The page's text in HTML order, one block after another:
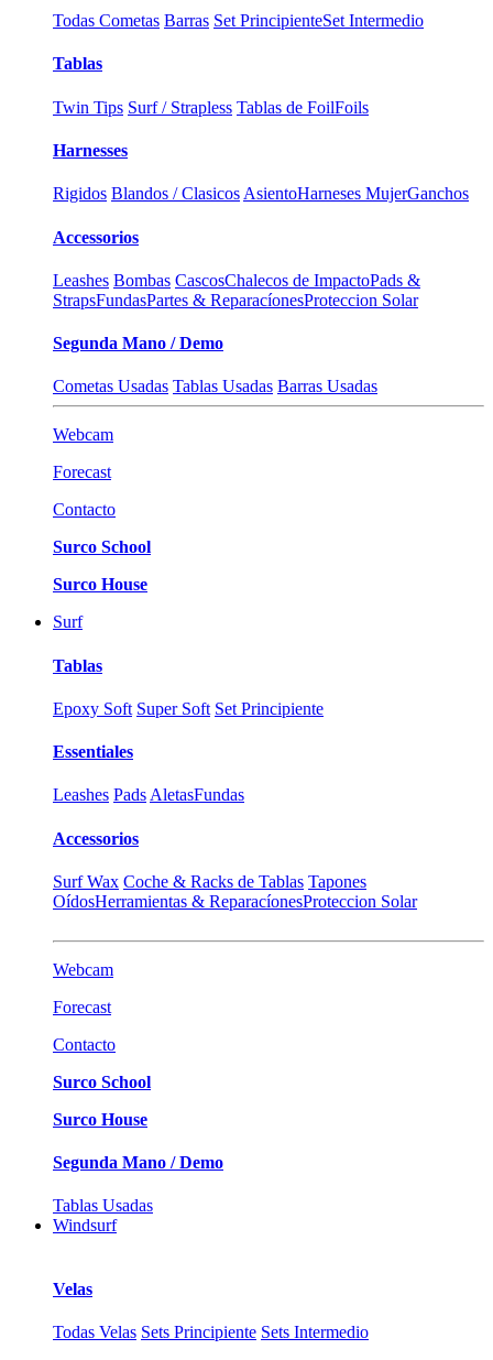
Todas Cometas Barras Set PrincipienteSet Intermedio
Tablas
Twin Tips Surf / Strapless Tablas de FoilFoils
Harnesses
Rigidos Blandos / Clasicos AsientoHarneses MujerGanchos
Accessorios
Leashes Bombas CascosChalecos de ImpactoPads &
StrapsFundasPartes & ReparacíonesProteccion Solar
Segunda Mano / Demo
Cometas Usadas Tablas Usadas Barras Usadas
Webcam
Forecast
Contacto
Surco School
Surco House
Surf
Tablas
Epoxy Soft Super Soft Set Principiente
Essentiales
Leashes Pads AletasFundas
Accessorios
Surf Wax Coche & Racks de Tablas Tapones
OídosHerramientas & ReparacíonesProteccion Solar
Webcam
Forecast
Contacto
Surco School
Surco House
Segunda Mano / Demo
Tablas Usadas
Windsurf
Velas
Todas Velas Sets Principiente Sets Intermedio